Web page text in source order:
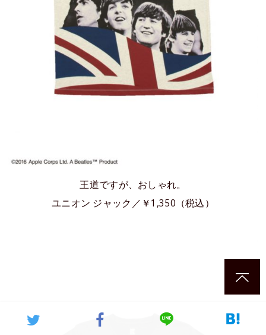
王道ですが、おしゃれ。
ユニオン ジャック／￥1,350（税込）